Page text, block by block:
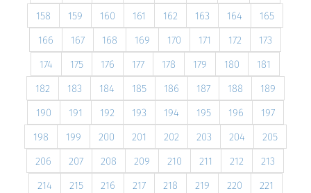
158
159 160 161 162 163 164
165
166
167 168 169 170 171 172
173
174
175 176 177 178 179 180
181
182
183 184 185 186 187 188
189
190
191 192 193 194 195 196
197
198
199 200 201 202 203 204
205
206
207 208 209 210 211 212
213
214
215 216 217 218 219 220
221